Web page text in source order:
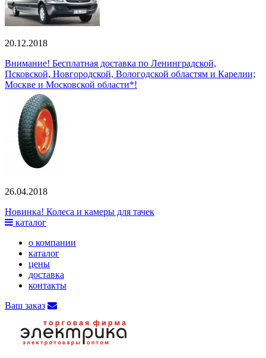
20.12.2018
Внимание! Бесплатная доставка по Ленинградской,
Псковской, Новгородской, Вологодской областям и Карелии;
Москве и Московской области*!
26.04.2018
Новинка! Колеса и камеры для тачек
каталог
о компании
каталог
цены
доставка
контакты
Ваш заказ